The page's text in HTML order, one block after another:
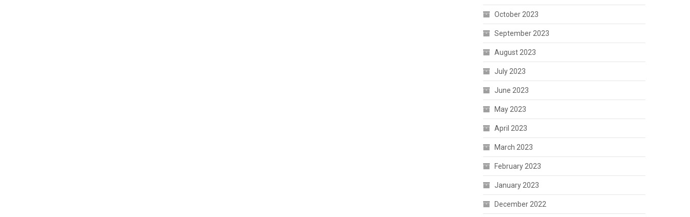
October 2023
September 2023
August 2023
July 2023
June 2023
May 2023
April 2023
March 2023
February 2023
January 2023
December 2022